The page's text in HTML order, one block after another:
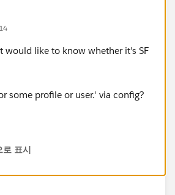
would like to know whether it's SF
some profile or user.' via config?
로 표시